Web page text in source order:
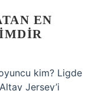
EN
kim? Ligde
Jersey’i